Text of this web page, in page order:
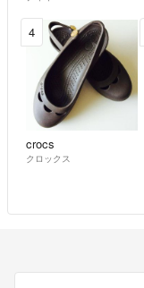
4
crocs
クロックス